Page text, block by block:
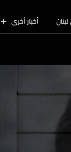
أخبار أخرى